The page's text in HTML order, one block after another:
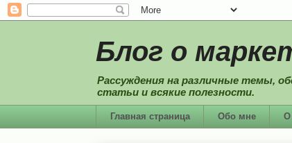
Блог о
Рассуждения на различные темы,
статьи и всякие полезности.
Главная страница Обо мне О